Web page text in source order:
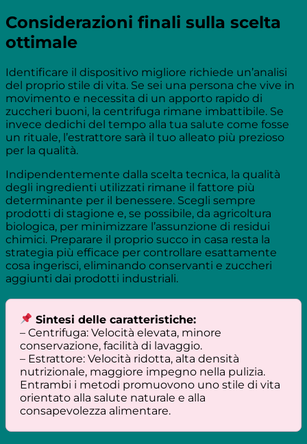
Considerazioni finali sulla scelta
ottimale
Identificare il dispositivo migliore richiede un’analisi
del proprio stile di vita. Se sei una persona che vive in
movimento e necessita di un apporto rapido di
zuccheri buoni, la centrifuga rimane imbattibile. Se
invece dedichi del tempo alla tua salute come fosse
un rituale, l’estrattore sarà il tuo alleato più prezioso
per la qualità.
Indipendentemente dalla scelta tecnica, la qualità
degli ingredienti utilizzati rimane il fattore più
determinante per il benessere. Scegli sempre
prodotti di stagione e, se possibile, da agricoltura
biologica, per minimizzare l’assunzione di residui
chimici. Preparare il proprio succo in casa resta la
strategia più efficace per controllare esattamente
cosa ingerisci, eliminando conservanti e zuccheri
aggiunti dai prodotti industriali.
Sintesi delle caratteristiche:
– Centrifuga: Velocità elevata, minore
conservazione, facilità di lavaggio.
– Estrattore: Velocità ridotta, alta densità
nutrizionale, maggiore impegno nella pulizia.
Entrambi i metodi promuovono uno stile di vita
orientato alla salute naturale e alla
consapevolezza alimentare.